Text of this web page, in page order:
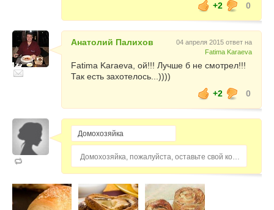
+2
0
Анатолий Палихов
04 апреля 2015 ответ на
Fatima Karaeva
Fatima Karaeva, ой!!! Лучше б не смотрел!!!
Так есть захотелось...))))
+2
0
Домохозяйка, пожалуйста, оставьте свой комментарий...